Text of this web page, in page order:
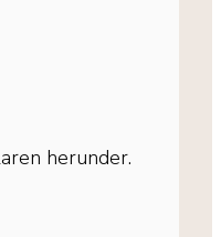
herunder.